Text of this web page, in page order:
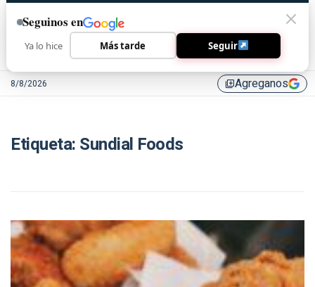
8/8/2026 library_addAgreganos
Etiqueta: Sundial Foods
Seguinos en
Ya lo hice Más tarde Seguir